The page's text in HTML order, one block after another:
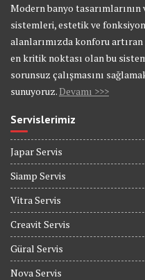
Modern banyo
sistemleri, estetik ve
alanlarımızda konforu
en kritik noktası olan bu
sorunsuz çalışmasını
sunuyoruz. Devamı >>>
Servislerimiz
Japar Servis
Siamp Servis
Vitra Servis
Creavit Servis
Güral Servis
Nova Servis